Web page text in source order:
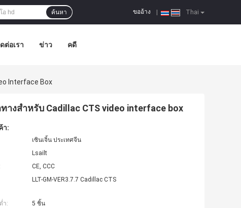
Thai
ขออ้าง
ค้นหา
ต่อเรา ข่าว คดี
Interface Box
างสำหรับ Cadillac CTS video interface box
า:
เซินเจิ้น ประเทศจีน
Lsailt
CE, CCC
LLT-GM-VER3.7.7 Cadillac CTS
ำ:
5 ชิ้น